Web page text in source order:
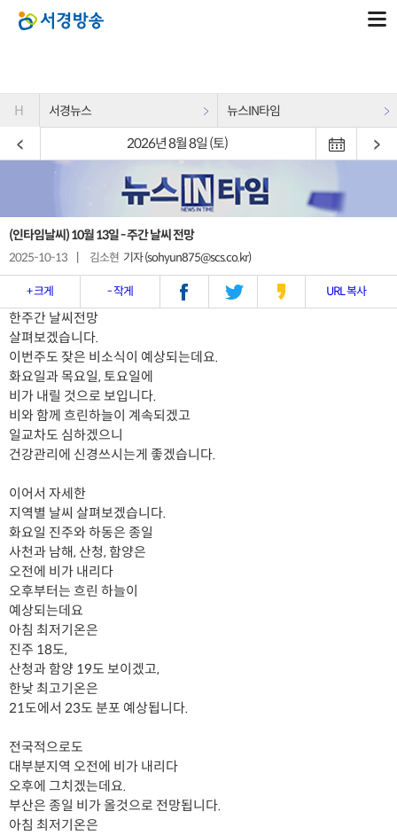
H 서경뉴스 뉴스IN타임
2026년 8월 8일 (토)
(인타임날씨) 10월 13일 - 주간 날씨 전망
2025-10-13 김소현 기자 (sohyun875@scs.co.kr)
+ 크게 - 작게 URL 복사
한주간 날씨전망
살펴보겠습니다.
이번주도 잦은 비소식이 예상되는데요.
화요일과 목요일, 토요일에
비가 내릴 것으로 보입니다.
비와 함께 흐린하늘이 계속되겠고
일교차도 심하겠으니
건강관리에 신경쓰시는게 좋겠습니다.
이어서 자세한
지역별 날씨 살펴보겠습니다.
화요일 진주와 하동은 종일
사천과 남해, 산청, 함양은
오전에 비가 내리다
오후부터는 흐린 하늘이
예상되는데요
아침 최저기온은
진주 18도,
산청과 함양 19도 보이겠고,
한낮 최고기온은
21도에서 23도 분포 예상됩니다.
전국적으로도
대부분지역 오전에 비가 내리다
오후에 그치겠는데요.
부산은 종일 비가 올것으로 전망됩니다.
아침 최저기온은